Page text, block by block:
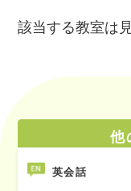
該当する教室は
他
英会話